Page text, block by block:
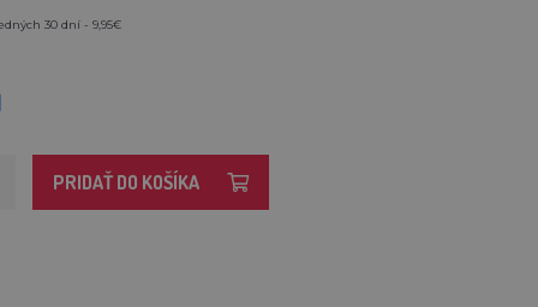
30 dní - 9,95€
PRIDAŤ DO KOŠÍKA